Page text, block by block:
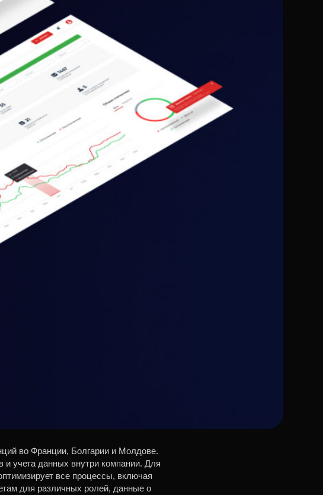
во Франции, Болгарии и Молдове.
учета данных внутри компании. Для
все процессы, включая
для различных ролей, данные о